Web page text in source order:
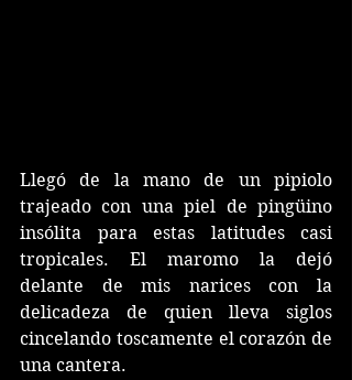
Llegó de la mano de un pipiolo
trajeado con una piel de pingüino
insólita para estas latitudes casi
tropicales. El maromo la dejó
delante de mis narices con la
delicadeza de quien lleva siglos
cincelando toscamente el corazón de
una cantera.